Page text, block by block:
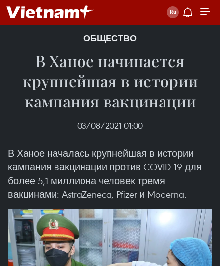
ОБЩЕСТВО
В Ханое начинается
крупнейшая в истории
кампания вакцинации
03/08/2021 01:00
В Ханое началась крупнейшая в истории
кампания вакцинации против COVID-19 для
более 5,1 миллиона человек тремя
вакцинами: AstraZeneca, Pfizer и Moderna.